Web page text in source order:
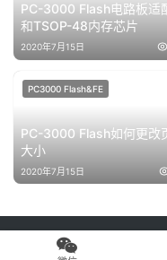
PC-3000 Flash电路板适
和TSOP-48内存芯片
2020年7月15日
PC-3000 Flash如何更改
大小
2020年7月15日
PC3000 Flash&FE
Copyright © 2024 高新区赛